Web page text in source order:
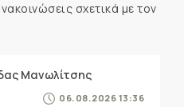
σχετικά με τον
Μανωλίτσης
06.08.2026 13:36